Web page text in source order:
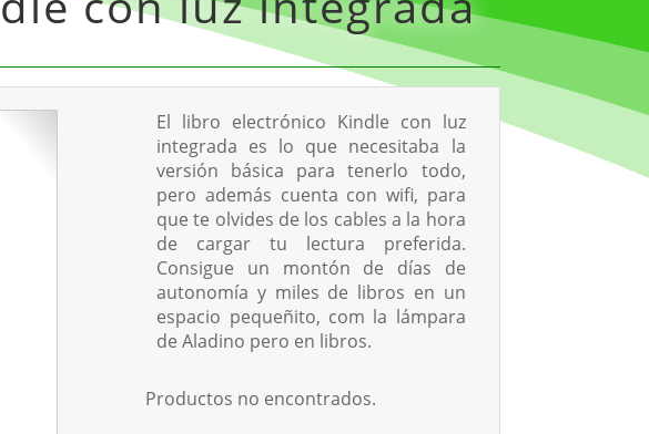
El libro electrónico Kindle con luz
integrada es lo que necesitaba la
versión básica para tenerlo todo,
pero además cuenta con wifi, para
que te olvides de los cables a la hora
de cargar tu lectura preferida.
Consigue un montón de días de
autonomía y miles de libros en un
espacio pequeñito, com la lámpara
de Aladino pero en libros.
Productos no encontrados.